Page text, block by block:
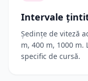
Intervale
Ședințe de viteză
m, 400 m, 1000 m.
specific de cursă.